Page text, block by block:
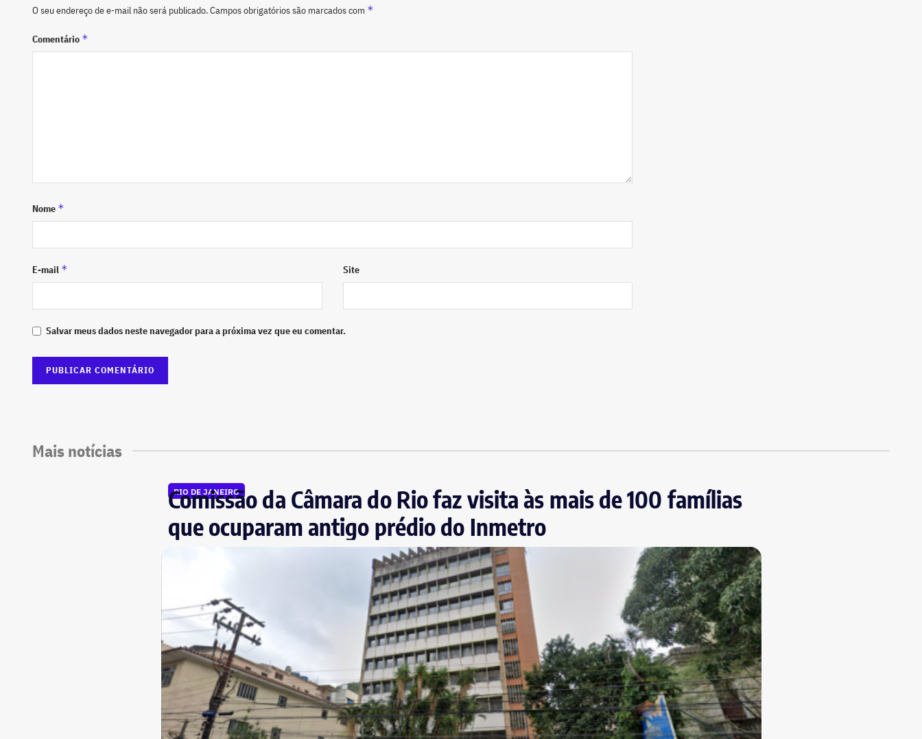
O seu endereço de e-mail não será publicado.Campos obrigatórios são marcados com *
Comentário *
Nome *
E-mail * Site
Salvar meus dados neste navegador para a próxima vez que eu comentar.
Mais notícias
RIO DE JANEIRO
Comissão da Câmara do Rio faz visita às mais de 100 famílias
que ocuparam antigo prédio do Inmetro